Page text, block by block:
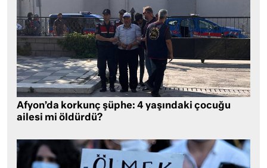
Afyon’da korkunç şüphe: 4 yaşındaki çocuğu
ailesi mi öldürdü?